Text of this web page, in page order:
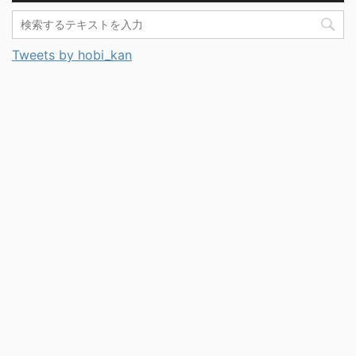
Tweets by hobi_kan